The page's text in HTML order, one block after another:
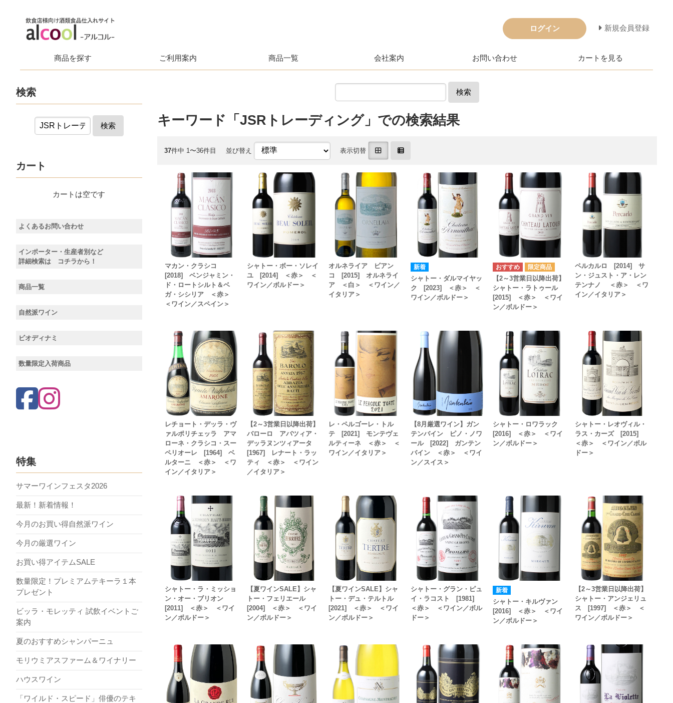
ログイン 新規会員登録
商品を探す ご利用案内 商品一覧 会社案内 お問い合わせ カートを見る
検索
キーワード「JSRトレーディング」での検索結果
37件中 1〜36件目 並び替え 表示切替
マカン・クラシコ
[2018] ベンジャミン・
ド・ロートシルト＆ベ
ガ・シシリア ＜赤＞
＜ワイン／スペイン＞
シャトー・ボー・ソレイ
ユ [2014] ＜赤＞ ＜
ワイン／ボルドー＞
オルネライア ビアン
コ [2015] オルネライ
ア ＜白＞ ＜ワイン／
イタリア＞
シャトー・ダルマイヤッ
ク [2023] ＜赤＞ ＜
ワイン／ボルドー＞
【2～3営業日以降出荷】
シャトー・ラトゥール
[2015] ＜赤＞ ＜ワイ
ン／ボルドー＞
ペルカルロ [2014] サ
ン・ジュスト・ア・レン
テンナノ ＜赤＞ ＜ワ
イン／イタリア＞
レチョート・デッラ・ヴ
ァルポリチェッラ アマ
ローネ・クラシコ・スー
ペリオーレ [1964] ベ
ルターニ ＜赤＞ ＜ワ
イン／イタリア＞
【2～3営業日以降出荷】
バローロ アバツィア・
デッラヌンツィアータ
[1967] レナート・ラッ
ティ ＜赤＞ ＜ワイン
／イタリア＞
レ・ペルゴーレ・トル
テ [2021] モンテヴェ
ルティーネ ＜赤＞ ＜
ワイン／イタリア＞
【8月厳選ワイン】ガン
テンバイン ピノ・ノワ
ール [2022] ガンテン
バイン ＜赤＞ ＜ワイ
ン／スイス＞
シャトー・ロワラック
[2016] ＜赤＞ ＜ワイ
ン／ボルドー＞
シャトー・レオヴィル・
ラス・カーズ [2015]
＜赤＞ ＜ワイン／ボル
ドー＞
シャトー・ラ・ミッショ
ン・オー・ブリオン
[2011] ＜赤＞ ＜ワイ
ン／ボルドー＞
【夏ワインSALE】シャ
トー・フェリエール
[2004] ＜赤＞ ＜ワイ
ン／ボルドー＞
【夏ワインSALE】シャ
トー・デュ・テルトル
[2021] ＜赤＞ ＜ワイ
ン／ボルドー＞
シャトー・グラン・ピュ
イ・ラコスト [1981]
＜赤＞ ＜ワイン／ボル
ドー＞
シャトー・キルヴァン
[2016] ＜赤＞ ＜ワイ
ン／ボルドー＞
【2～3営業日以降出荷】
シャトー・アンジェリュ
ス [1997] ＜赤＞ ＜
ワイン／ボルドー＞
検索
検索
カート
カートは空です
よくあるお問い合わせ
インポーター・生産者別など
詳細検索は コチラから！
商品一覧
自然派ワイン
ビオディナミ
数量限定入荷商品
特集
サマーワインフェスタ2026
最新！新着情報！
今月のお買い得自然派ワイン
今月の厳選ワイン
お買い得アイテムSALE
数量限定！プレミアムテキーラ１本
プレゼント
ビッラ・モレッティ 試飲イベントご
案内
夏のおすすめシャンパーニュ
モリウミアスファーム＆ワイナリー
ハウスワイン
「ワイルド・スピード」俳優のテキ